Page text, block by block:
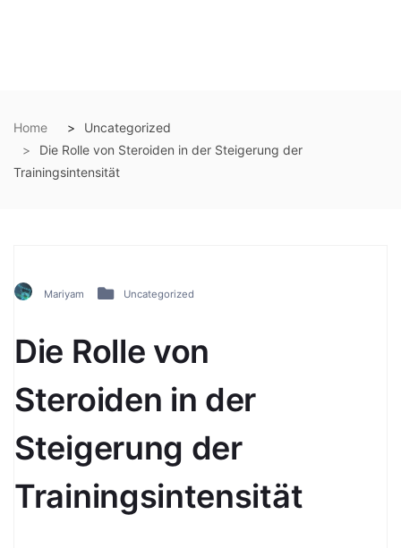
Home
Uncategorized
Die Rolle von Steroiden in der Steigerung der
Trainingsintensität
Mariyam Uncategorized
Die Rolle von
Steroiden in der
Steigerung der
Trainingsintensität